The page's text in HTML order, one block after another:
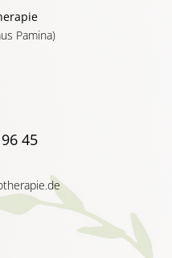
Pamina)
45